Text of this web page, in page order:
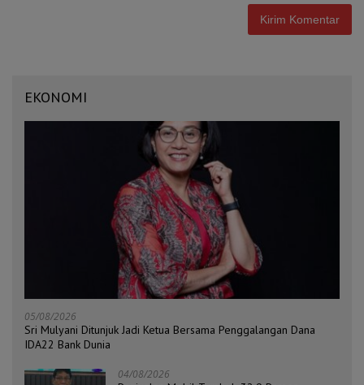
EKONOMI
05/08/2026
Sri Mulyani Ditunjuk Jadi Ketua Bersama Penggalangan Dana
IDA22 Bank Dunia
04/08/2026